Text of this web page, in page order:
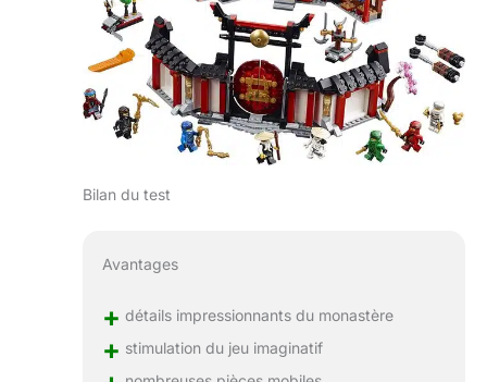
Bilan du test
Avantages
+ détails impressionnants du monastère
+ stimulation du jeu imaginatif